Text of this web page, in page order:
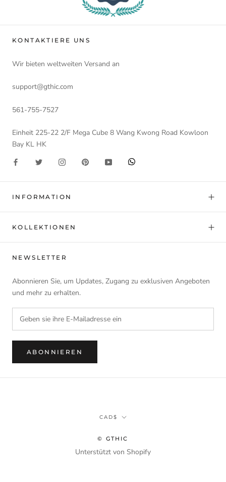
KONTAKTIERE UNS
Wir bieten weltweiten Versand an
support@gthic.com
561-755-7527
Einheit 225-22 2/F Mega Cube 8 Wang Kwong Road Kowloon
Bay KL HK
INFORMATION
KOLLEKTIONEN
NEWSLETTER
Abonnieren Sie, um Updates, Zugang zu exklusiven Angeboten
und mehr zu erhalten.
ABONNIEREN
Währung
CAD$
© GTHIC
Unterstützt von Shopify